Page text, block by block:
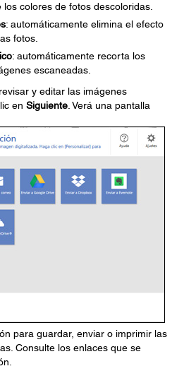
colores de fotos descoloridas.
: automáticamente elimina el efecto
fotos.
: automáticamente recorta los
escaneadas.
y editar las imágenes
en Siguiente . Verá una pantalla
para guardar, enviar o imprimir las
Consulte los enlaces que se